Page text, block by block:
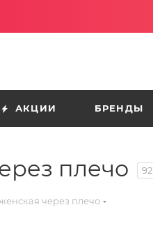
АКЦИИ БРЕНДЫ
плечо 92
через плечо